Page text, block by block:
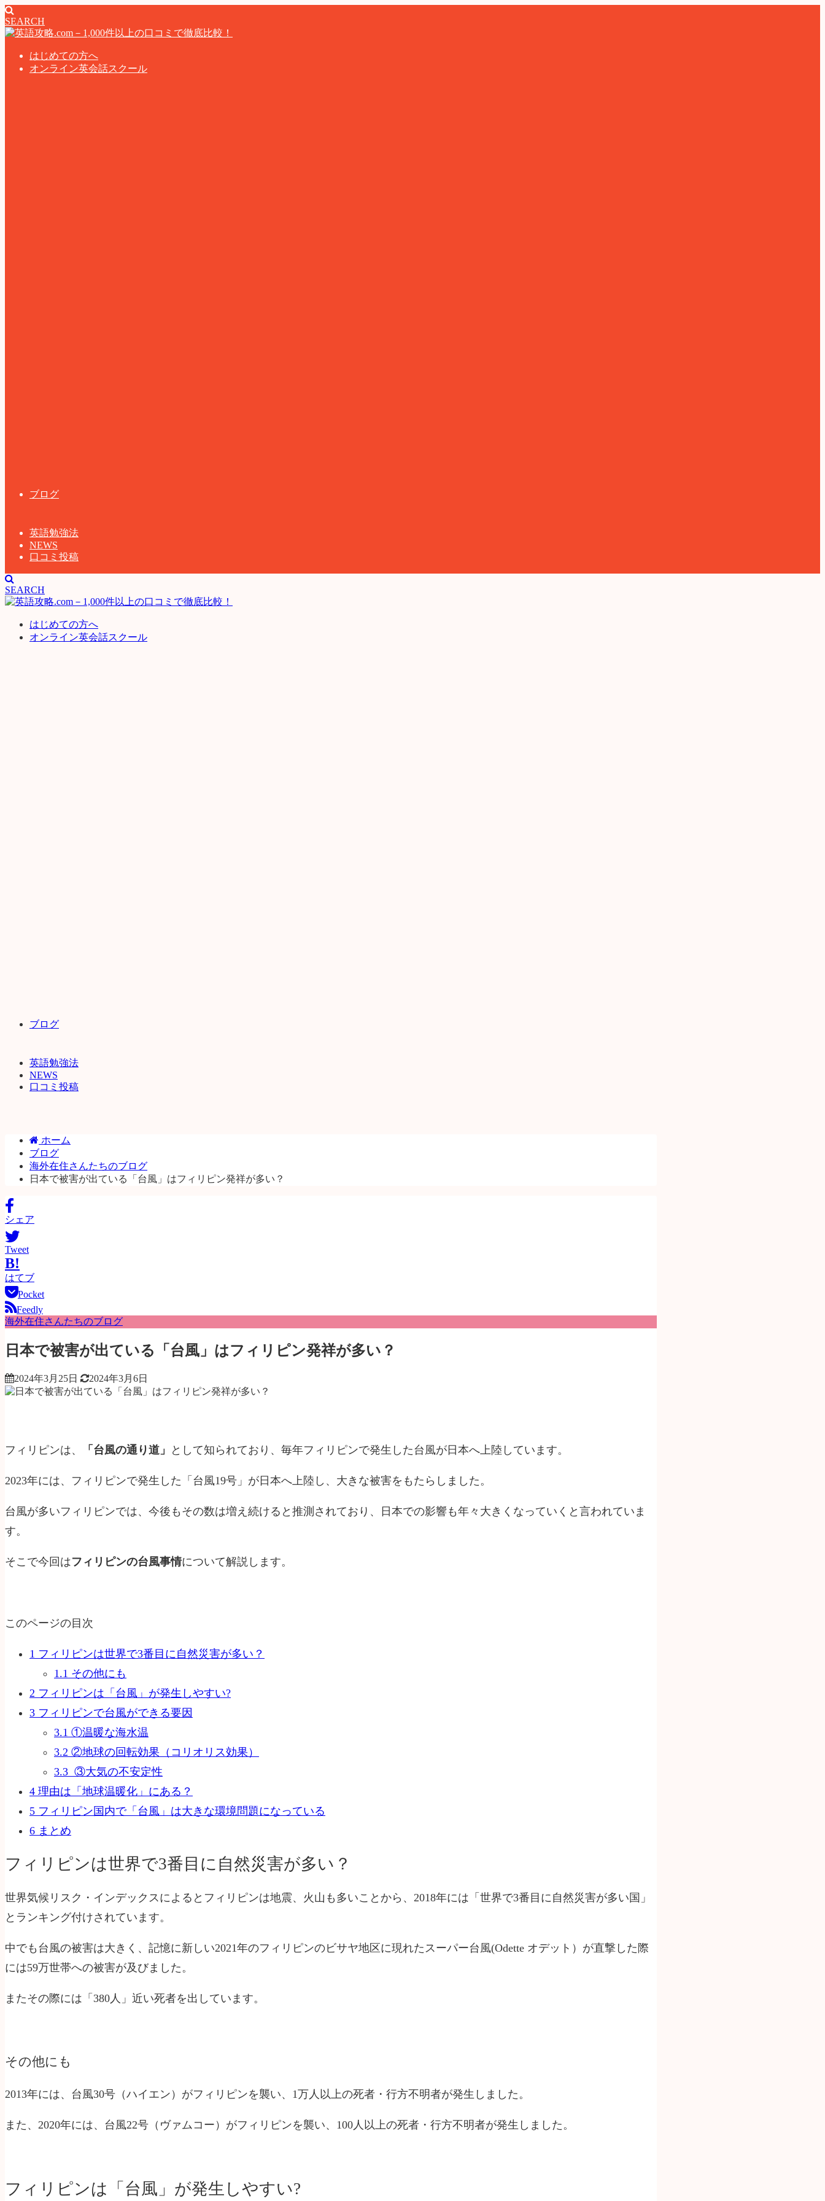
SEARCH
はじめての方へ
オンライン英会話スクール
ブログ
英語勉強法
NEWS
口コミ投稿
SEARCH
はじめての方へ
オンライン英会話スクール
ブログ
英語勉強法
NEWS
口コミ投稿
ホーム
ブログ
海外在住さんたちのブログ
日本で被害が出ている「台風」はフィリピン発祥が多い？
シェア
Tweet
B!
はてブ
Pocket
Feedly
海外在住さんたちのブログ
日本で被害が出ている「台風」はフィリピン発祥が多い？
2024年3月25日 2024年3月6日
フィリピンは、 「台風の通り道」 として知られており、毎年フィリピンで発生した台風が日本へ上陸しています。
2023年には、フィリピンで発生した「台風19号」が日本へ上陸し、大きな被害をもたらしました。
台風が多いフィリピンでは、今後もその数は増え続けると推測されており、日本での影響も年々大きくなっていくと言われていま
す。
そこで今回はフィリピンの台風事情について解説します。
このページの目次
1 フィリピンは世界で3番目に自然災害が多い？
1.1 その他にも
2 フィリピンは「台風」が発生しやすい?
3 フィリピンで台風ができる要因
3.1 ①温暖な海水温
3.2 ②地球の回転効果（コリオリス効果）
3.3 ③大気の不安定性
4 理由は「地球温暖化」にある？
5 フィリピン国内で「台風」は大きな環境問題になっている
6 まとめ
フィリピンは世界で3番目に自然災害が多い？
世界気候リスク・インデックスによるとフィリピンは地震、火山も多いことから、2018年には「世界で3番目に自然災害が多い国」
とランキング付けされています。
中でも台風の被害は大きく、記憶に新しい2021年のフィリピンのビサヤ地区に現れたスーパー台風(Odette オデット）が直撃した際
には59万世帯への被害が及びました。
またその際には「380人」近い死者を出しています。
その他にも
2013年には、台風30号（ハイエン）がフィリピンを襲い、1万人以上の死者・行方不明者が発生しました。
また、2020年には、台風22号（ヴァムコー）がフィリピンを襲い、100人以上の死者・行方不明者が発生しました。
フィリピンは「台風」が発生しやすい?